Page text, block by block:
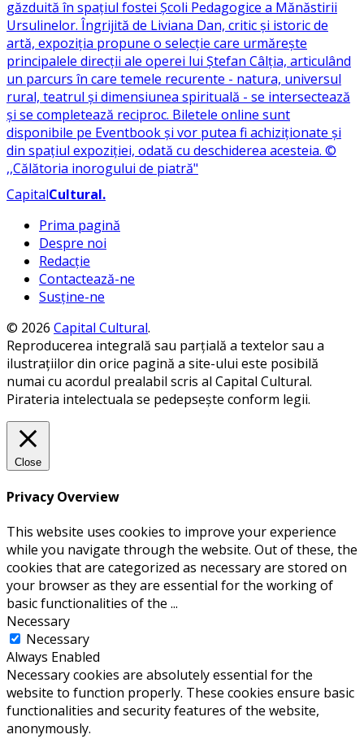
CapitalCultural.
Prima pagină
Despre noi
Redacție
Contactează-ne
Susține-ne
© 2026 Capital Cultural.
Reproducerea integrală sau parțială a textelor sau a
ilustrațiilor din orice pagină a site-ului este posibilă
numai cu acordul prealabil scris al Capital Cultural.
Pirateria intelectuala se pedepsește conform legii.
Close
Privacy Overview
This website uses cookies to improve your experience
while you navigate through the website. Out of these, the
cookies that are categorized as necessary are stored on
your browser as they are essential for the working of
basic functionalities of the ...
Necessary
Necessary
Always Enabled
Necessary cookies are absolutely essential for the
website to function properly. These cookies ensure basic
functionalities and security features of the website,
anonymously.